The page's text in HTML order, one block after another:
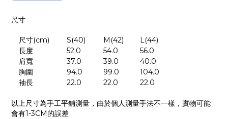
尺寸
尺寸(cm) S(40) M(42)
L(44)
長度
52.0 54.0
56.0
肩寬
37.0 39.0
40.0
胸圍
94.0 99.0
104.0
袖長
22.0 22.0 22.0
以上尺寸為手工平鋪測量，由於個人測量手法不一樣，實物可能
會有1-3CM 的誤差